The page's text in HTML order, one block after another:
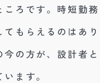
ろです。時短勤務
もらえるのはあり
の方が、設計者と
ます。